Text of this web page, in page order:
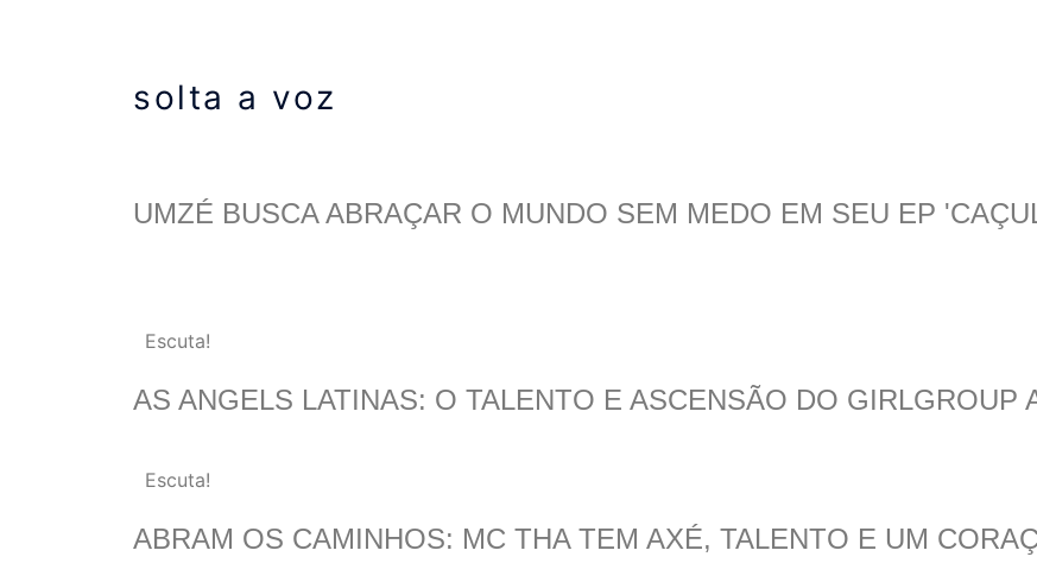
solta a voz
UMZÉ BUSCA ABRAÇAR O MUNDO SEM MEDO EM SEU EP
Escuta!
AS ANGELS LATINAS: O TALENTO E ASCENSÃO DO GIRLGROUP
Escuta!
ABRAM OS CAMINHOS: MC THA TEM AXÉ, TALENTO E UM